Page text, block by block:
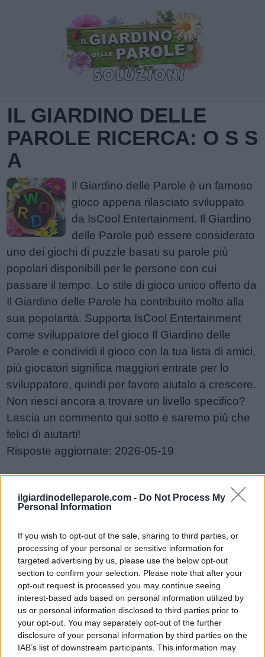
ilgiardinodelleparole.com - Do Not Process My
Personal Information
If you wish to opt-out of the sale, sharing to third parties, or
processing of your personal or sensitive information for
targeted advertising by us, please use the below opt-out
section to confirm your selection. Please note that after your
opt-out request is processed you may continue seeing
interest-based ads based on personal information utilized by
us or personal information disclosed to third parties prior to
your opt-out. You may separately opt-out of the further
disclosure of your personal information by third parties on the
IAB’s list of downstream participants. This information may
IL GIARDINO DELLE
PAROLE RICERCA: O S S
A
Il Giardino delle Parole è un famoso
gioco appena rilasciato sviluppato
da IsCool Entertainment. Il Giardino
delle Parole può essere considerato
uno dei giochi di puzzle basati su parole più
popolari disponibili per le persone con cui
passare il tempo. Lo stile di gioco unico offerto da
Il Giardino delle Parole ha contribuito molto alla
sua popolarità. Supporta IsCool Entertainment
come sviluppatore del gioco Il Giardino delle
Parole e condividi il gioco con la tua lista di amici,
più giocatori significa maggiori entrate per lo
sviluppatore, quindi per favore aiutalo a crescere.
Non riesci ancora a trovare un livello specifico?
Lascia un commento qui sotto e saremo più che
felici di aiutarti!
Risposte aggiornate: 2026-05-19
Sponsored Links